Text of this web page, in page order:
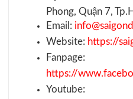
Phong, Quận 7,
Email:
Website: https://
Fanpage:
https://
Youtube: